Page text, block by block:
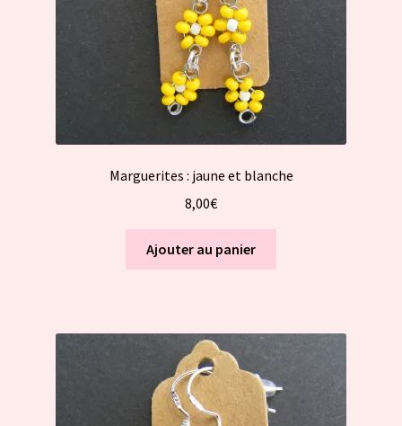
Marguerites : jaune et blanche
8,00€
Ajouter au panier